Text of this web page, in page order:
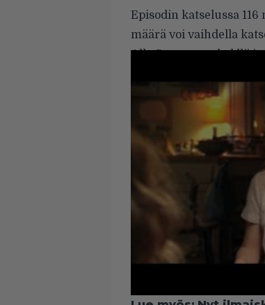
Episodin katselussa
määrä voi vaihdella
Alla Suomessa dvd:llä